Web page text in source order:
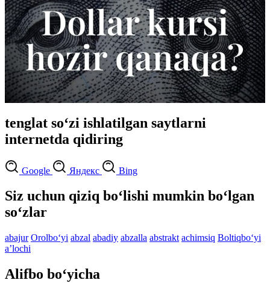
tenglat so‘zi ishlatilgan saytlarni
internetda qidiring
Google Яндекс Bing
Siz uchun qiziq bo‘lishi mumkin bo‘lgan
so‘zlar
abajur Orolbo‘yi abzal abadiy abzalla abstrakt achimsiq Boltiqbo‘yi
aʼlochi
Alifbo bo‘yicha